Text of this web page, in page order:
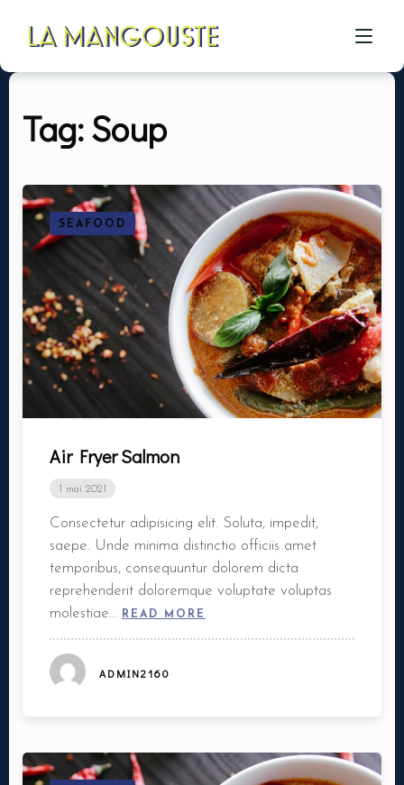
ACCUEIL
CÔTÉ PIZZA
A PROPOS
GALERIE
CONTACT
Tag: Soup
SEAFOOD
Air Fryer Salmon
1 mai 2021
Consectetur adipisicing elit. Soluta, impedit,
saepe. Unde minima distinctio officiis amet
temporibus, consequuntur dolorem dicta
reprehenderit doloremque voluptate voluptas
molestiae…
READ MORE
ADMIN2160